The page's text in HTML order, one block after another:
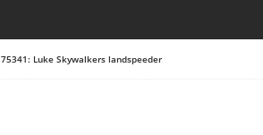
75341: Luke Skywalkers landspeeder